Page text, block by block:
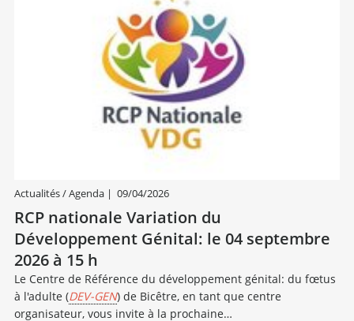
Actualités / Agenda| 09/04/2026
RCP nationale Variation du
Développement Génital: le 04 septembre
2026 à 15 h
Le Centre de Référence du développement génital: du fœtus
à l'adulte (DEV-GEN) de Bicêtre, en tant que centre
organisateur, vous invite à la prochaine…